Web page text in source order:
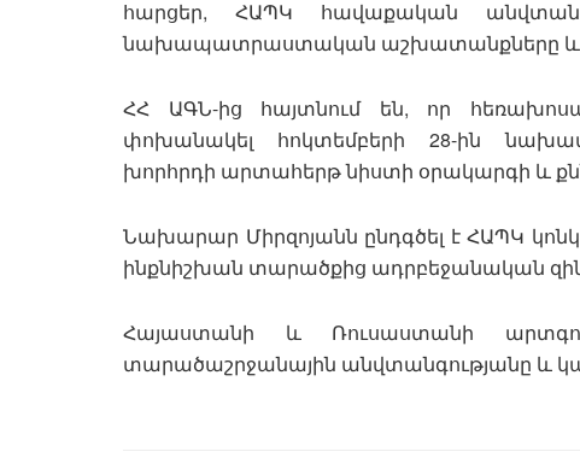
հարցեր, ՀԱՊԿ հավաքական
նախապատրաստական աշխատանքները և
ՀՀ ԱԳՆ-ից հայտնում են, որ
փոխանակել հոկտեմբերի 28-ին
խորհրդի արտահերթ նիստի օրակարգի և
Նախարար Միրզոյանն ընդգծել է ՀԱՊԿ
ինքնիշխան տարածքից ադրբեջանական
Հայաստանի և Ռուսաստանի
տարածաշրջանային անվտանգությանը և